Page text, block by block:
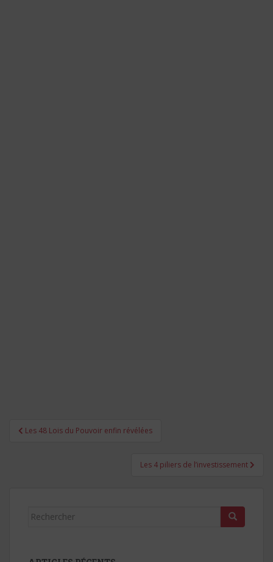
Navigation
Les 48 Lois du Pouvoir enfin révélées
Les 4 piliers de l’investissement
Rechercher...